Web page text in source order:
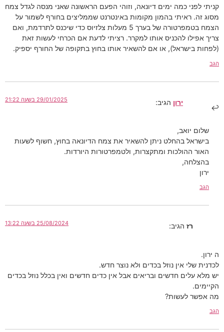
קניתי לפני כמה ימים דיונאה, וזוהי הפעם הראשונה שאני מנסה לגדל צמח
מסוג זה. ראיתי בהמון מקומות באינטרנט שממליצים בחורף לשמור על
הצמח בטמפרטורה של בערך 5 מעלות צלזיוס כדי שיכנס לתרדמת, ואם
צריך אפילו להכניס אותו למקרר. רציתי לדעת אם הכרחי לעשות זאת
(לפחות בישראל), או אם להשאיר אותו בחוץ בתקופה של החורף יספיק.
הגב
ירון הגיב: 29/01/2025 בשעה 21:22
שלום יואב,
בישראל בהחלט ניתן להשאיר את צמח הדיונאה בחוץ, חשוף לשעות
האור ההולכות ומתקצרות, ולטמפרטורות היורדות.
בהצלחה,
ירון
הגב
רז הגיב: 25/08/2024 בשעה 13:22
ה ירון.
לכדנית שלי אין נוזל בכדים ולא נוצר חדש.
יש מלא עלים חדשים ובריאים אבל אין כדים חדשים ואין בכלל נוזל בכדים
הקיימים.
מה אפשר לעשות?
הגב